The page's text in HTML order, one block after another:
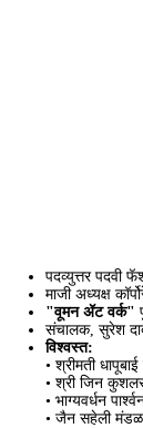
पदव्युत्तर पदवी
माजी अध्यक्ष
"वूमन ॲट वर्क"
संचालक, सुरेश
विश्वस्त:
• श्रीमती
• श्री जिन
• भाग्यवर्धन
• जैन सहेली